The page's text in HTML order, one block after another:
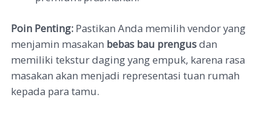
Poin Penting: Pastikan Anda memilih vendor yang
menjamin masakan bebas bau prengusdan
memiliki tekstur daging yang empuk, karena rasa
masakan akan menjadi representasi tuan rumah
kepada para tamu.